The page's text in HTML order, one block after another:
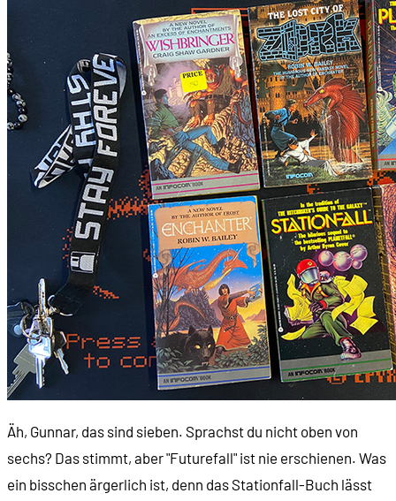
Äh, Gunnar, das sind sieben. Sprachst du nicht oben von
sechs? Das stimmt, aber "Futurefall" ist nie erschienen. Was
ein bisschen ärgerlich ist, denn das Stationfall-Buch lässt